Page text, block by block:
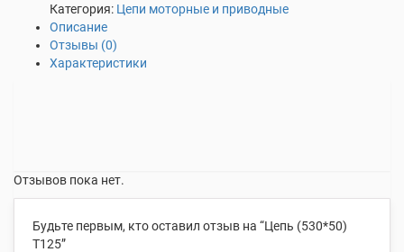
Категория: Цепи моторные и приводные
Описание
Отзывы (0)
Характеристики
Отзывов пока нет.
Будьте первым, кто оставил отзыв на “Цепь (530*50)
Т125”